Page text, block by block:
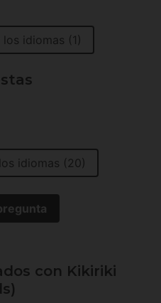
idiomas (1)
idiomas (20)
con Kikiriki